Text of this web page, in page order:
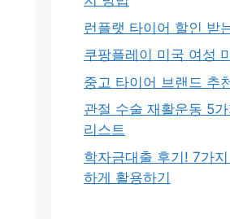
런플랫 타이어 할인 받
쿠팡플레이 미국 여성
중고 타이어 브랜드 추
관절 수술 재활운동 5
리스트
학자금대출 후기! 7가
하게 활용하기